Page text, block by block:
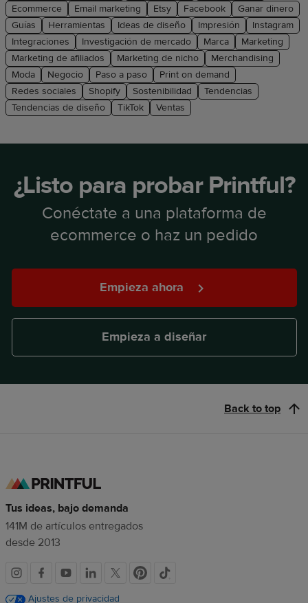
Ecommerce
Email marketing Etsy Facebook
Ganar dinero
Guías
Herramientas Ideas de diseño Impresión
Instagram
Integraciones
Investigación de mercado Marca
Marketing
Marketing de afiliados
Marketing de nicho
Merchandising
Moda
Negocio Paso a paso
Print on demand
Redes sociales
Shopify Sostenibilidad
Tendencias
Tendencias de diseño
TikTok Ventas
¿Listo para probar Printful?
Conéctate a una plataforma de
ecommerce o haz un pedido
Empieza ahora
Empieza a diseñar
Back to top
Tus ideas, bajo demanda
141M de artículos entregados
desde 2013
Redes
sociales
Ajustes de privacidad